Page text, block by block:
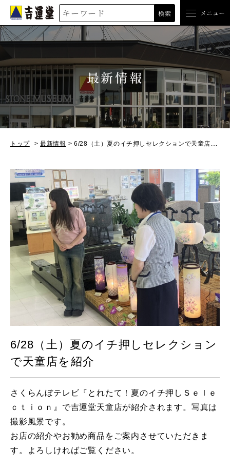
吉運堂 検索 メニュー
最新情報
トップ 最新情報 6/28（土）夏のイチ押しセレクションで天童店を紹介
6/28（土）夏のイチ押しセレクション
で天童店を紹介
さくらんぼテレビ『とれたて！夏のイチ押しＳｅｌｅ
ｃｔｉｏｎ』で吉運堂天童店が紹介されます。写真は
撮影風景です。
お店の紹介やお勧め商品をご案内させていただきま
す。よろしければご覧ください。